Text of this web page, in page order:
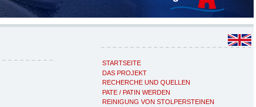
STARTSEITE
DAS PROJEKT
RECHERCHE UND QUELLEN
PATE / PATIN WERDEN
REINIGUNG VON STOLPERSTEINEN